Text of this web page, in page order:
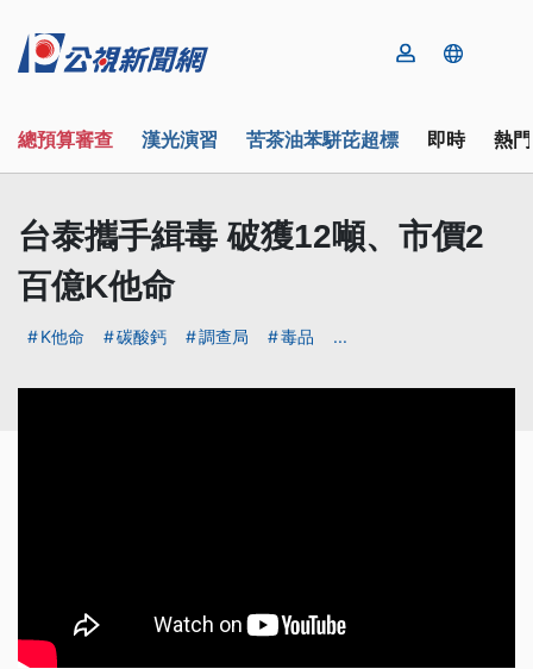
總預算審查 漢光演習 苦茶油苯駢芘超標 即時 熱
台泰攜手緝毒 破獲12噸、市價2
百億K他命
K他命 碳酸鈣 調查局 毒品 ...